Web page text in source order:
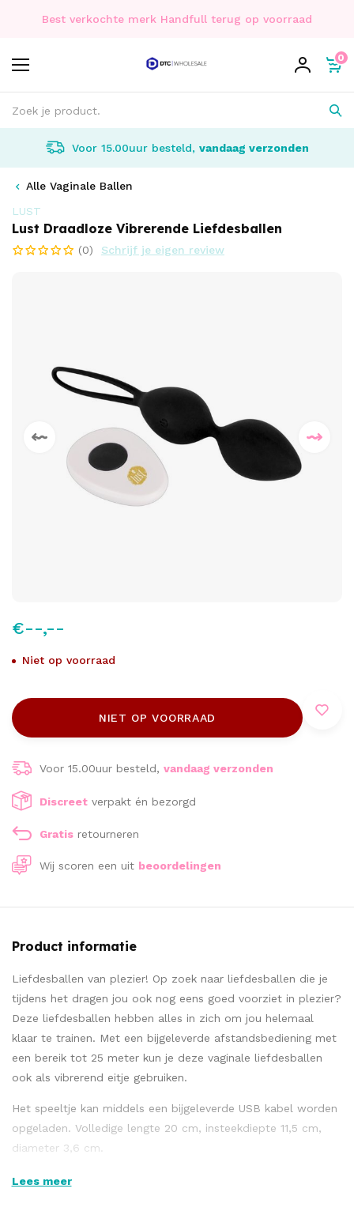
Best verkochte merk Handfull terug op voorraad
0
Voor 15.00uur besteld, vandaag verzonden
Alle Vaginale Ballen
LUST
Lust Draadloze Vibrerende Liefdesballen
(0) Schrijf je eigen review
€--,--
Niet op voorraad
NIET OP VOORRAAD
Voor 15.00uur besteld, vandaag verzonden
Discreet verpakt én bezorgd
Gratis retourneren
Wij scoren een uit beoordelingen
Product informatie
Liefdesballen van plezier! Op zoek naar liefdesballen die je
tijdens het dragen jou ook nog eens goed voorziet in plezier?
Deze liefdesballen hebben alles in zich om jou helemaal
klaar te trainen. Met een bijgeleverde afstandsbediening met
een bereik tot 25 meter kun je deze vaginale liefdesballen
ook als vibrerend eitje gebruiken.
Het speeltje kan middels een bijgeleverde USB kabel worden
opgeladen. Volledige lengte 20 cm, insteekdiepte 11,5 cm,
diameter 3,6 cm.
Materiaal: siliconen met een
Lees meer